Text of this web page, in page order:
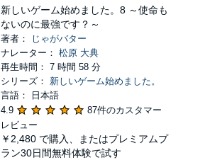
新しいゲーム始めました。8 ～使命も
ないのに最強です？～
著者：
じゃがバター
ナレーター： 松原 大典
再生時間： 7 時間 58 分
シリーズ： 新しいゲーム始めました。
言語： 日本語
4.9
87件のカスタマー
レビュー
￥2,480 で購入、またはプレミアムプ
ラン30日間無料体験で試す